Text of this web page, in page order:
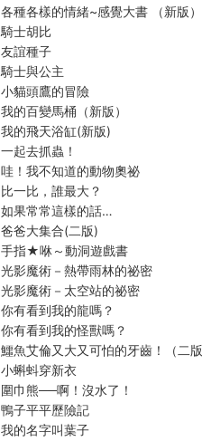
各種各樣的情緒~感覺大書 （新版）
騎士胡比
友誼種子
騎士與公主
小貓頭鷹的冒險
我的百變馬桶（新版）
我的飛天浴缸(新版)
一起去抓蟲！
哇！我不知道的動物奧祕
比一比，誰最大？
如果常常這樣的話…
爸爸大集合(二版)
手指★咻～動洞遊戲書
光影魔術－熱帶雨林的祕密
光影魔術－太空站的祕密
你有看到我的龍嗎？
你有看到我的怪獸嗎？
鱷魚艾倫又大又可怕的牙齒！（二
小蝌蚪穿新衣
圍巾熊──啊！沒水了！
鴨子平平歷險記
我的名字叫葉子